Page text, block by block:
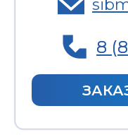
область, г.
КПП:
ОГРН: